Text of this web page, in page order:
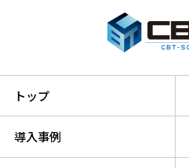
トップ
導入事例